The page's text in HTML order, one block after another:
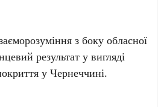
з боку обласної
результат у вигляді
у Чернеччині.